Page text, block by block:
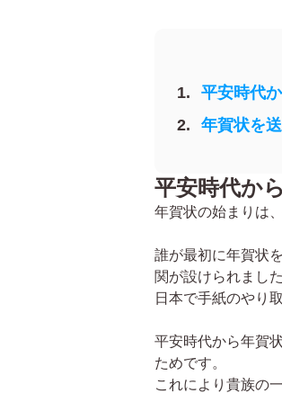
平安時代
年賀状を
平安時代か
年賀状の始まりは
誰が最初に年賀状
関が設けられました
日本で手紙のやり
平安時代から年賀
ためです。
これにより貴族の